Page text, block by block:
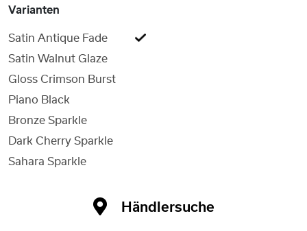
Varianten
Satin Antique Fade
Satin Walnut Glaze
Gloss Crimson Burst
Piano Black
Bronze Sparkle
Dark Cherry Sparkle
Sahara Sparkle
Händlersuche